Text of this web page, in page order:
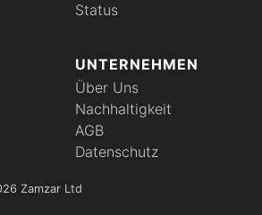
Status
UNTERNEHMEN
Über Uns
Nachhaltigkeit
AGB
Datenschutz
Zamzar Ltd